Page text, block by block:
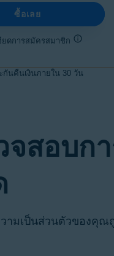
ซื้อเลย
ยดการสมัครสมาชิก
กันคืนเงินภายใน 30 วัน
จสอบก
ามเป็นส่วนตัวของคุณ